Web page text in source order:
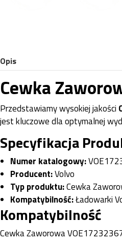
Opis
Cewka
Przedstawiamy wysokiej jakości
jest kluczowe dla optymalnej
Specyfikacja
Numer katalogowy:
Producent:Volvo
Typ produktu:Cewka
Kompatybilność:Ładowarki
Kompatybilność
Cewka Zaworowa